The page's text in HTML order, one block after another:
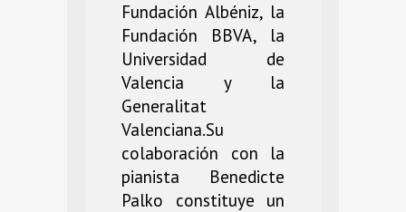
Fundación Albéniz, la
Fundación BBVA, la
Universidad de
Valencia y la
Generalitat
Valenciana.Su
colaboración con la
pianista Benedicte
Palko constituye un